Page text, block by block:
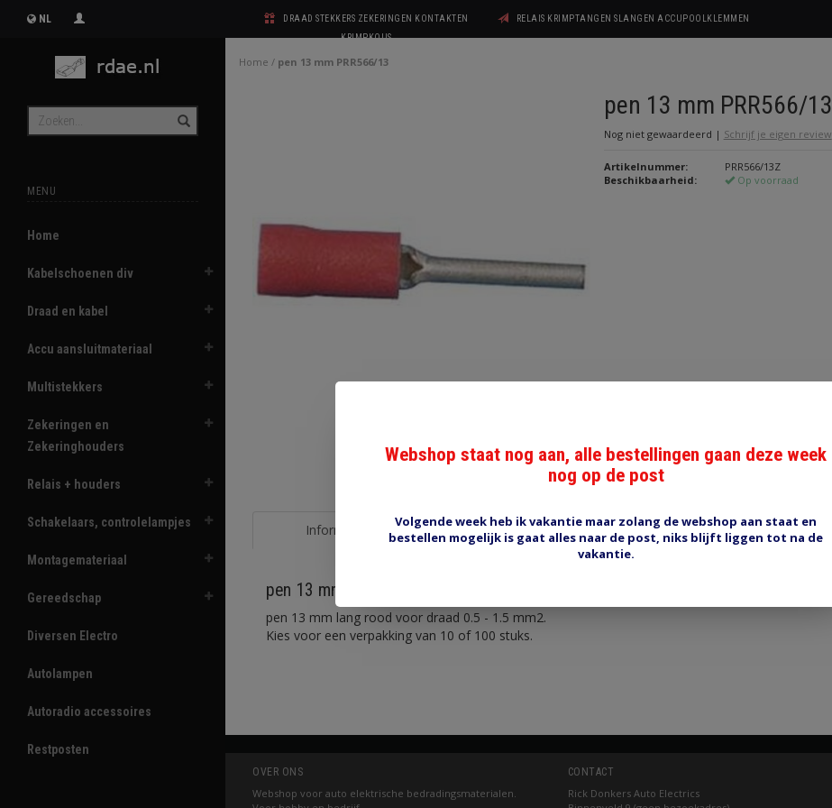
NL
DRAAD STEKKERS ZEKERINGEN KONTAKTEN
KRIMPKOUS
RELAIS KRIMPTANGEN SLANGEN ACCUPOOLKLEMMEN
MENU
Home
Kabelschoenen div
Draad en kabel
Accu aansluitmateriaal
Multistekkers
Zekeringen en
Zekeringhouders
Relais + houders
Schakelaars, controlelampjes
Montagemateriaal
Gereedschap
Diversen Electro
Autolampen
Autoradio accessoires
Restposten
Home / pen 13 mm PRR566/13
pen 13 mm PRR566/13
Nog niet gewaardeerd | Schrijf je eigen review
Artikelnummer:
PRR566/13Z
Beschikbaarheid:
Op voorraad
Informatie Reviews (0) Tags (0)
pen 13 mm PRR566/13
pen 13 mm lang rood voor draad 0.5 - 1.5 mm2.
Kies voor een verpakking van 10 of 100 stuks.
OVER ONS
Webshop voor auto elektrische bedradingsmaterialen.
CONTACT
Rick Donkers Auto Electrics
Webshop staat nog aan, alle bestellingen gaan deze week
nog op de post
Volgende week heb ik vakantie maar zolang de webshop aan staat en
bestellen mogelijk is gaat alles naar de post, niks blijft liggen tot na de
vakantie.